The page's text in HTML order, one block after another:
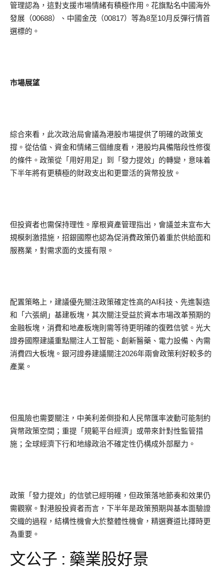
管理認為，這對支援市場情緒有積極作用。花旗點名中國海外
發展（00688）、中國金茂（00817）等為8至10月反彈行情首
選標的。
市場展望
綜合來看，此次政治局會議為港股市場提供了明確的政策支
撐。從估值、資金和情緒三個維度看，港股均具備階段性修復
的條件。政策從「用好用足」到「發力提效」的轉變，意味着
下半年將有更積極的財政支出和更靈活的貨幣投放。
但投資者也需保持理性。摩根資產管理指出，會議並未宣布大
規模刺激措施，招銀國際也認為促消費政策仍着重於供給面和
服務業，對需求面的支援有限。
配置策略上，建議優先關注政策確定性高的AI科技、先進製造
和「六張網」基建板塊，其次關注受益於資本市場改革預期的
金融板塊，消費和地產板塊則需等待更明確的復甦信號。光大
證券國際建議重點關注人工智能、創新醫藥、電力設備、內需
消費四大板塊。銀河證券建議關注2026年兩會政策利好較多的
產業。
但風險也需要關注，中美利差倒掛和人民幣匯率波動可能制約
貨幣政策空間；重提「規範平台經濟」或帶來針對性監管措
施；全球經濟下行和地緣政治不確定性仍構成外部壓力。
政策「發力提效」的信號已經明確，但政策落地節奏和效果仍
需觀察。對港股投資者而言，下半年是政策預期與基本面驗證
交織的過程，結構性機會大於整體性機會，精選賽道比擇時更
為重要。
文公子 : 藥業股好景